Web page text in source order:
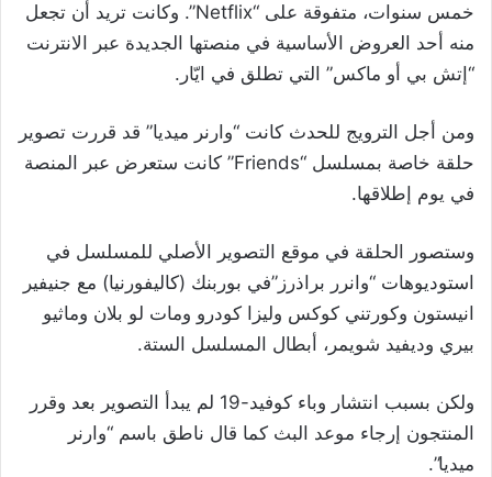
خمس سنوات، متفوقة على “Netflix”. وكانت تريد أن تجعل
منه أحد العروض الأساسية في منصتها الجديدة عبر الانترنت
“إتش بي أو ماكس” التي تطلق في ايّار.
ومن أجل الترويج للحدث كانت “وارنر ميديا” قد قررت تصوير
حلقة خاصة بمسلسل “Friends” كانت ستعرض عبر المنصة
في يوم إطلاقها.
وستصور الحلقة في موقع التصوير الأصلي للمسلسل في
استوديوهات “وانرر براذرز”في بوربنك (كاليفورنيا) مع جنيفير
انيستون وكورتني كوكس وليزا كودرو ومات لو بلان وماثيو
بيري وديفيد شويمر، أبطال المسلسل الستة.
ولكن بسبب انتشار وباء كوفيد-19 لم يبدأ التصوير بعد وقرر
المنتجون إرجاء موعد البث كما قال ناطق باسم “وارنر
ميديا”.